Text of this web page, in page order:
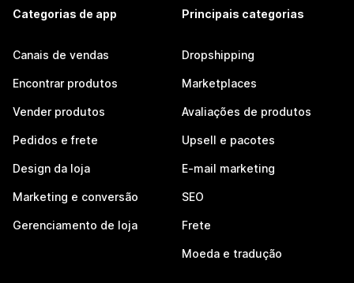
Categorias de app
Canais de vendas
Encontrar produtos
Vender produtos
Pedidos e frete
Design da loja
Marketing e conversão
Gerenciamento de loja
Principais categorias
Dropshipping
Marketplaces
Avaliações de produtos
Upsell e pacotes
E-mail marketing
SEO
Frete
Moeda e tradução